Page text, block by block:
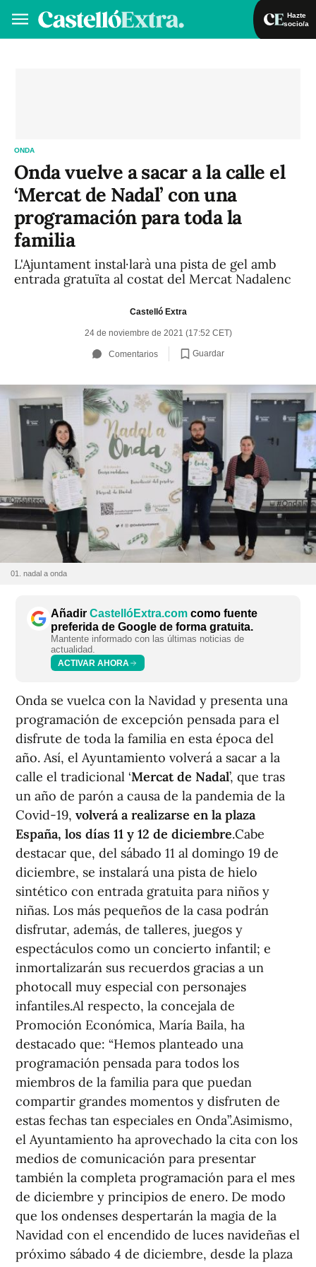
Hazte
socio/a
ONDA
Onda vuelve a sacar a la calle el
‘Mercat de Nadal’ con una
programación para toda la
familia
L'Ajuntament instal·larà una pista de gel amb
entrada gratuïta al costat del Mercat Nadalenc
Castelló Extra
24 de noviembre de 2021 (17:52 CET)
Comentarios Guardar
01. nadal a onda
Añadir CastellóExtra.com como fuente
preferida de Google de forma gratuita.
Mantente informado con las últimas noticias de
actualidad.
ACTIVAR AHORA
Onda se vuelca con la Navidad y presenta una
programación de excepción pensada para el
disfrute de toda la familia en esta época del
año. Así, el Ayuntamiento volverá a sacar a la
calle el tradicional ‘Mercat de Nadal’, que tras
un año de parón a causa de la pandemia de la
Covid-19, volverá a realizarse en la plaza
España, los días 11 y 12 de diciembre.Cabe
destacar que, del sábado 11 al domingo 19 de
diciembre, se instalará una pista de hielo
sintético con entrada gratuita para niños y
niñas. Los más pequeños de la casa podrán
disfrutar, además, de talleres, juegos y
espectáculos como un concierto infantil; e
inmortalizarán sus recuerdos gracias a un
photocall muy especial con personajes
infantiles.Al respecto, la concejala de
Promoción Económica, María Baila, ha
destacado que: “Hemos planteado una
programación pensada para todos los
miembros de la familia para que puedan
compartir grandes momentos y disfruten de
estas fechas tan especiales en Onda”.Asimismo,
el Ayuntamiento ha aprovechado la cita con los
medios de comunicación para presentar
también la completa programación para el mes
de diciembre y principios de enero. De modo
que los ondenses despertarán la magia de la
Navidad con el encendido de luces navideñas el
próximo sábado 4 de diciembre, desde la plaza